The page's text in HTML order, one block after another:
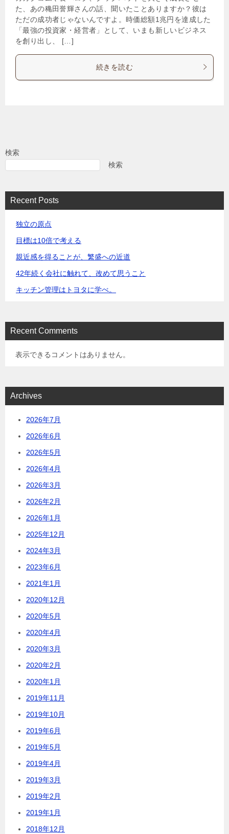
た、あの穐田誉輝さんの話、聞いたことありますか？彼は
ただの成功者じゃないんですよ。時価総額1兆円を達成した
「最強の投資家・経営者」として、いまも新しいビジネス
を創り出し、 […]
続きを読む
検索
検索
Recent Posts
独立の原点
目標は10倍で考える
親近感を得ることが、繁盛への近道
42年続く会社に触れて、改めて思うこと
キッチン管理はトヨタに学べ。
Recent Comments
表示できるコメントはありません。
Archives
2026年7月
2026年6月
2026年5月
2026年4月
2026年3月
2026年2月
2026年1月
2025年12月
2024年3月
2023年6月
2021年1月
2020年12月
2020年5月
2020年4月
2020年3月
2020年2月
2020年1月
2019年11月
2019年10月
2019年6月
2019年5月
2019年4月
2019年3月
2019年2月
2019年1月
2018年12月